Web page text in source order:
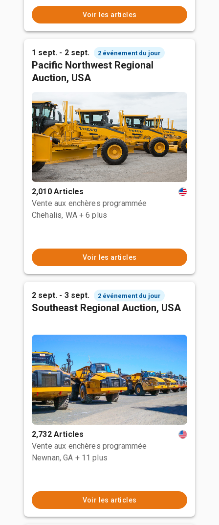
Voir les articles
1 sept. - 2 sept. 2 événement du jour
Pacific Northwest Regional
Auction, USA
2,010 Articles
Vente aux enchères programmée
Chehalis, WA + 6 plus
Voir les articles
2 sept. - 3 sept. 2 événement du jour
Southeast Regional Auction, USA
2,732 Articles
Vente aux enchères programmée
Newnan, GA + 11 plus
Voir les articles